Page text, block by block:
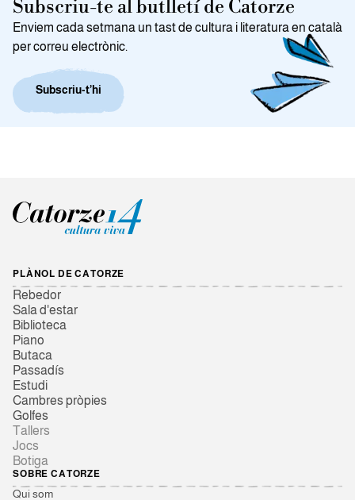
Subscriu-te al butlletí de Catorze
Enviem cada setmana un tast de cultura i literatura en català
per correu electrònic.
Subscriu-t’hi
PLÀNOL DE CATORZE
Rebedor
Sala d'estar
Biblioteca
Piano
Butaca
Passadís
Estudi
Cambres pròpies
Golfes
Tallers
Jocs
Botiga
SOBRE CATORZE
Qui som